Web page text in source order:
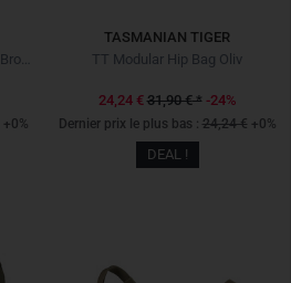
TT Mesh Pouch VL Set Coyote Brown
+0%
TASMANIAN TIGER
TT Modular Hip Bag Oliv
24,24 € 31,90 €* -24%
Dernier prix le plus bas : 24,24 € +0%
DEAL !